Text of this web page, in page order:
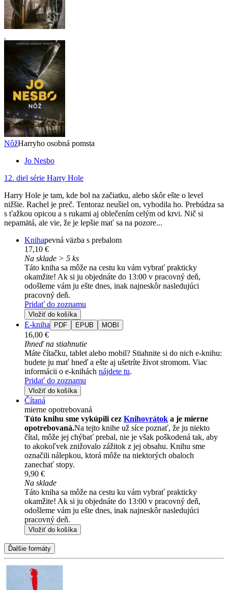
NôžHarryho osobná pomsta
Jo Nesbo
12. diel série Harry Hole
Harry Hole je tam, kde bol na začiatku, alebo skôr ešte o level
nižšie. Rachel je preč. Tentoraz neušiel on, vyhodila ho. Prebúdza sa
s ťažkou opicou a s rukami aj oblečením celým od krvi. Nič si
nepamätá, ale vie, že je lepšie mať sa na pozore...
Knihapevná väzba s prebalom
17,10 €
Na sklade > 5 ks
Táto kniha sa môže na cestu ku vám vybrať prakticky
okamžite! Ak si ju objednáte do 13:00 v pracovný deň,
odošleme vám ju ešte dnes, inak najneskôr nasledujúci
pracovný deň.
Pridať do zoznamu
Vložiť do košíka
E-kniha PDF EPUB MOBI
16,00 €
Ihneď na stiahnutie
Máte čítačku, tablet alebo mobil? Stiahnite si do nich e-knihu:
budete ju mať hneď a ešte aj ušetríte život stromom. Viac
informácii o e-knihách nájdete tu.
Pridať do zoznamu
Vložiť do košíka
Čítaná
mierne opotrebovaná
Túto knihu sme vykúpili cez Knihovrátok a je mierne
opotrebovaná.Na tejto knihe už síce poznať, že ju niekto
čítal, môže jej chýbať prebal, nie je však poškodená tak, aby
to akokoľvek znižovalo zážitok z jej obsahu. Knihu sme
označili nálepkou, ktorá môže na niektorých obaloch
zanechať stopy.
9,90 €
Na sklade
Táto kniha sa môže na cestu ku vám vybrať prakticky
okamžite! Ak si ju objednáte do 13:00 v pracovný deň,
odošleme vám ju ešte dnes, inak najneskôr nasledujúci
pracovný deň.
Vložiť do košíka
Ďalšie formáty